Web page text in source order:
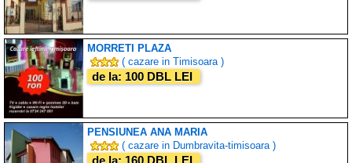
MORRETI PLAZA
( cazare in Timisoara )
de la: 100 DBL LEI
PENSIUNEA ANA MARIA
( cazare in Dumbravita-timisoara )
de la: 160 DBL LEI